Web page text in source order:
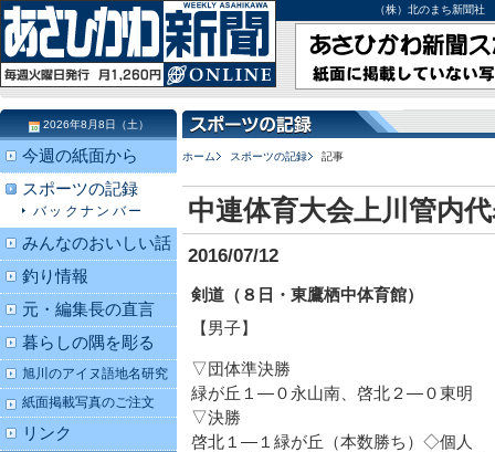
（株）北のまち新聞
ホーム スポーツの記録 記事
中連体育大会上川管内
2016/07/12
剣道（８日・東鷹栖中体育館）
【男子】
▽団体準決勝
緑が丘１―０永山南、啓北２―０東明
▽決勝
啓北１―１緑が丘（本数勝ち）◇個人
2026年8月8日（土）
今週の紙面から
スポーツの記録
バックナンバー
みんなのおいしい話
釣り情報
元・編集長の直言
暮らしの隅を彫る
旭川のアイヌ語地名研究
紙面掲載写真のご注文
リンク